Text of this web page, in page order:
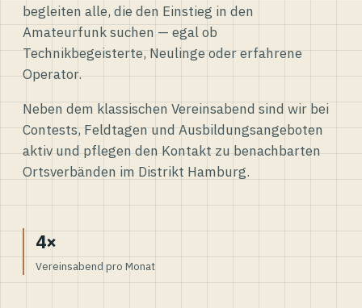
begleiten alle, die den Einstieg in den
Amateurfunk suchen — egal ob
Technikbegeisterte, Neulinge oder erfahrene
Operator.
Neben dem klassischen Vereinsabend sind wir bei
Contests, Feldtagen und Ausbildungsangeboten
aktiv und pflegen den Kontakt zu benachbarten
Ortsverbänden im Distrikt Hamburg.
4×
Vereinsabend pro Monat